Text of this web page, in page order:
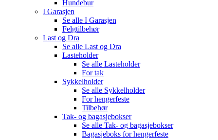
Hundebur
I Garasjen
Se alle I Garasjen
Felgtilbehør
Last og Dra
Se alle Last og Dra
Lasteholder
Se alle Lasteholder
For tak
Sykkelholder
Se alle Sykkelholder
For hengerfeste
Tilbehør
Tak- og bagasjebokser
Se alle Tak- og bagasjebokser
Bagasjeboks for hengerfeste